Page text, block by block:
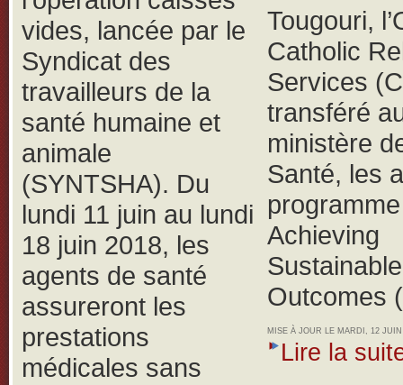
vides, lancée par le
Syndicat des
travailleurs de la
santé humaine et
animale
(SYNTSHA). Du
lundi 11 juin au lundi
18 juin 2018, les
agents de santé
assureront les
prestations
médicales sans
Tougouri,
Catholic
Services
transféré
ministère
Santé, les
Achieving
Sustainable
Outcomes
MISE À JOUR LE MARDI, 12
Lire la